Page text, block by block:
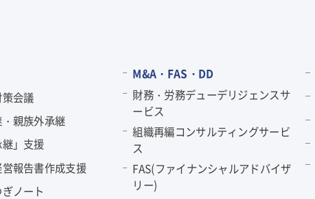
会議
親族外承継
継」支援
報告書作成支援
ノート
M&A・FAS・DD
財務・労務デューデリジェンスサ
ービス
組織再編コンサルティングサービ
ス
FAS(ファイナンシャルアドバイザ
リー)